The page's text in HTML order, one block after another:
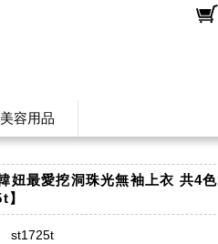
美容用品
妞最愛挖洞珠光無袖上衣 共4色
】
st1725t